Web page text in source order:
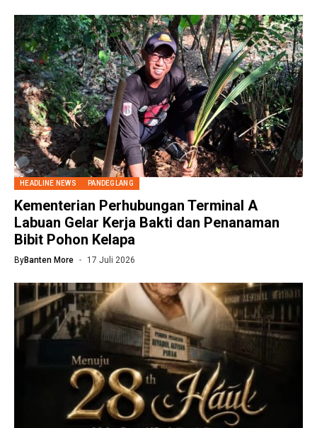
HEADLINE NEWS PANDEGLANG
Kementerian Perhubungan Terminal A
Labuan Gelar Kerja Bakti dan Penanaman
Bibit Pohon Kelapa
ByBanten More 17 Juli 2026